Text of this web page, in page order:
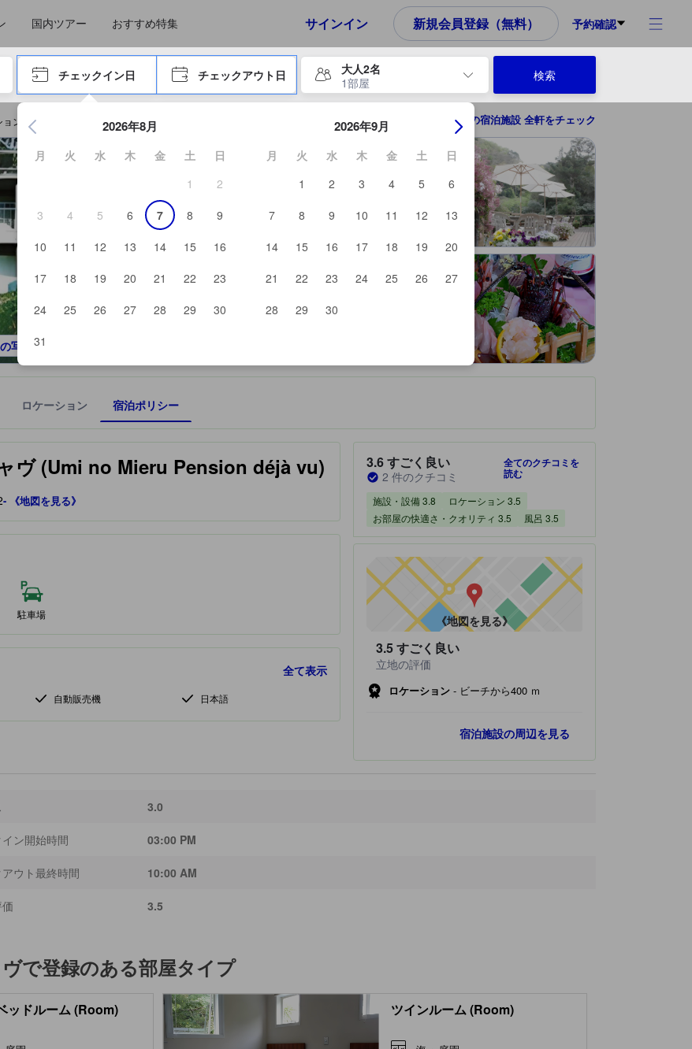
国内ツアー おすすめ特集 サインイン 新規会員登録（無料） 予約確認
キーで進み、エンターキーを押して内容を確定して、検索します。
チェックイン日 チェックアウト日
大人2名
1部屋
エンターキーを押して日付選択画面の操作を開始します。方向キーを使用して、チェックイン日とチェックアウト日を移動します。
2026年8月
月 火 水 木 金 土
日
1
2
3
4 5 6 7 8
9
10
11 12 13 14 15
16
17
18 19 20 21 22
23
24
25 26 27 28 29
30
31
2026年9月
月 火 水 木 金 土
日
1
2 3 4 5
6
7
8 9 10 11 12
13
14
15 16 17 18 19
20
21
22 23 24 25 26
27
28
29 30
検索
ョン デジャヴを予約する 伊豆の宿泊施設 全軒をチェック
写真を見る
ロケーション 宿泊ポリシー
ヴ (Umi no Mieru Pension déjà vu)
設に備わっていると予測される快適さや客室のレベルを示すものです。
- 《地図を見る》
駐車場
全て表示
自動販売機 日本語
宿泊施設のクチコミスコア：3.6 / 5 すごく良い 2 件のクチコミ
3.6すごく良い
2 件のクチコミ
全てのクチコミを
読む
施設・設備 3.8
ロケーション 3.5
お部屋の快適さ・クオリティ 3.5
風呂 3.5
《地図を見る》
3.5すごく良い
立地の評価
ロケーション - ビーチから400 ｍ
宿泊施設の周辺を見る
3.0
ン開始時間 03:00 PM
ウト最終時間 10:00 AM
3.5
で登録のある部屋タイプ
ッドルーム (Room) ツインルーム (Room)
ストから提供されています。実際の経験に基づいた内容であるため、これから宿泊選びをされるユーザーにとっても参考となる信頼で